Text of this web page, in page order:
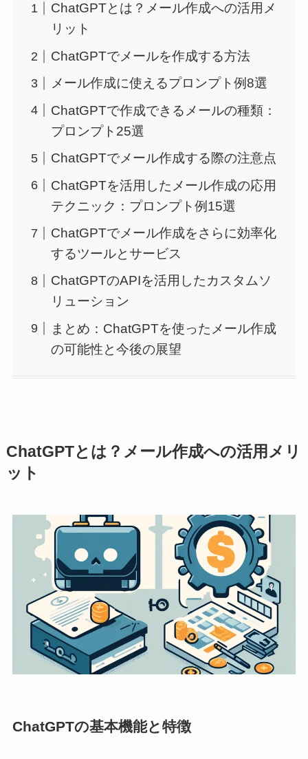
ChatGPTとは？メール作成への活用メ
リット
ChatGPTでメールを作成する方法
メール作成に使えるプロンプト例8選
ChatGPTで作成できるメールの種類：
プロンプト25選
ChatGPTでメール作成する際の注意点
ChatGPTを活用したメール作成の応用
テクニック：プロンプト例15選
ChatGPTでメール作成をさらに効率化
するツールとサービス
ChatGPTのAPIを活用したカスタムソ
リューション
まとめ：ChatGPTを使ったメール作成
の可能性と今後の展望
ChatGPTとは？メール作成への活用メリ
ット
ChatGPTの基本機能と特徴